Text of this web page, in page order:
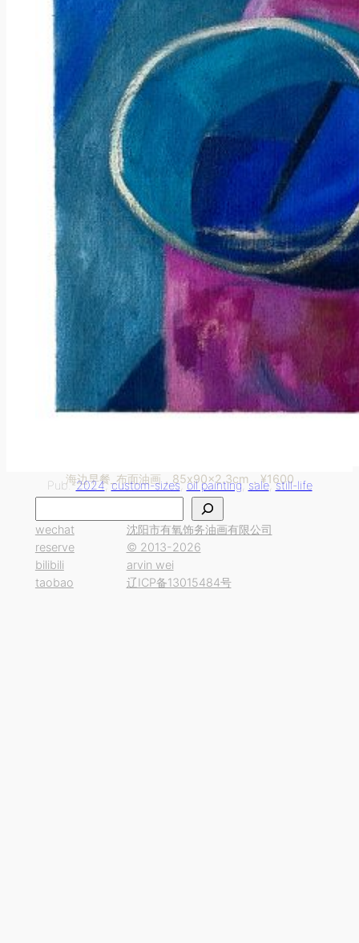
海边早餐_布面油画，85x90x2.3cm，¥1600
Pub.-2024, custom-sizes, oil painting, sale, still-life
索
wechat
reserve
bilibili
taobao
沈阳市有氧饰务油画有限公司
© 2013-2026
arvin wei
辽ICP备13015484号